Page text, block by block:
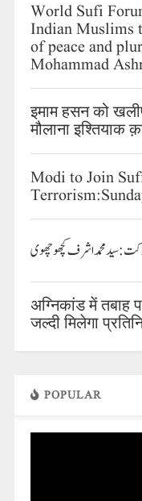
World Sufi
Indian Muslims
of peace and
Mohammad
इमाम हसन को
मौलाना इश्तियाक
Modi to Join
سید محمد اشرف کچھوچھوی
अग्निकांड में तबाह
जल्दी मिलेगा
POPULAR